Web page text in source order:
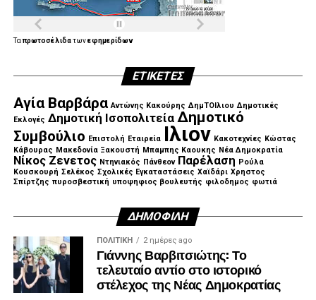
Ταπρωτοσέλιδατωνεφημερίδων
ΕΤΙΚΈΤΕΣ
Αγία Βαρβάρα Αντώνης Κακούρης ΔημΤΟΙλιου Δημοτικές
Εκλογές Δημοτική Ισοπολιτεία Δημοτικό
Συμβούλιο Επιστολή Εταιρεία Ιλιον Κακοτεχνίες Κώστας
Κάβουρας Μακεδονία Ξακουστή Μπαμπης Καουκης Νέα Δημοκρατία
Νίκος Ζενετος Ντηνιακός Πάνθεον Παρέλαση Ρούλα
Κουσκουρή Σελέκος Σχολικές Εγκαταστάσεις Χαϊδάρι Χρηστος
Σπίρτζης πυροσβεστική υποψηφιος βουλευτής φιλοδημος φωτιά
ΔΗΜΟΦΙΛΉ
ΠΟΛΙΤΙΚΉ 2 ημέρες ago
Γιάννης Βαρβιτσιώτης: Το
τελευταίο αντίο στο ιστορικό
στέλεχος της Νέας Δημοκρατίας